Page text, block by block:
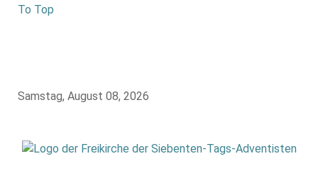
To Top
Samstag, August 08, 2026